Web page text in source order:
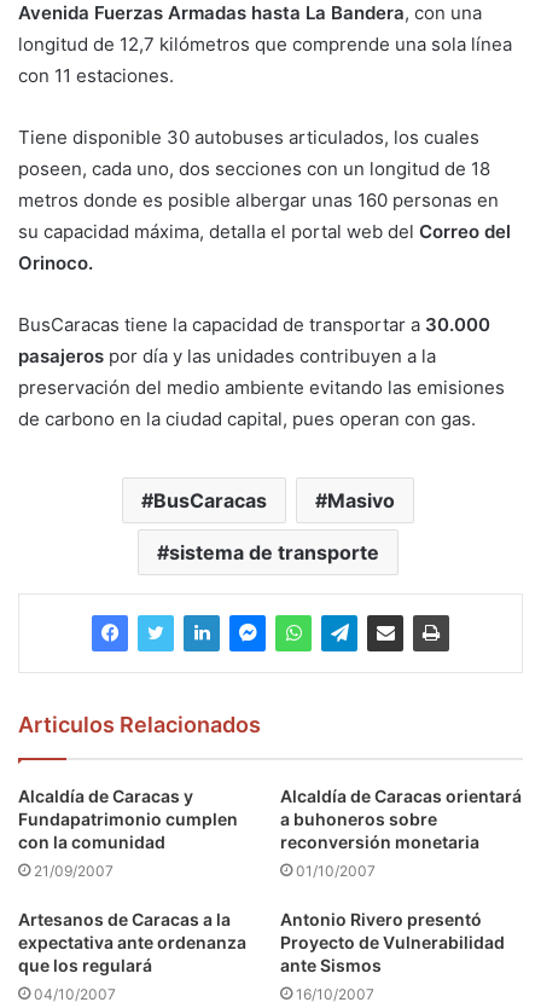
Avenida Fuerzas Armadas hasta La Bandera, con una
longitud de 12,7 kilómetros que comprende una sola línea
con 11 estaciones.
Tiene disponible 30 autobuses articulados, los cuales
poseen, cada uno, dos secciones con un longitud de 18
metros donde es posible albergar unas 160 personas en
su capacidad máxima, detalla el portal web del Correo del
Orinoco.
BusCaracas tiene la capacidad de transportar a 30.000
pasajeros por día y las unidades contribuyen a la
preservación del medio ambiente evitando las emisiones
de carbono en la ciudad capital, pues operan con gas.
BusCaracas Masivo
sistema de transporte
Articulos Relacionados
Alcaldía de Caracas y
Fundapatrimonio cumplen
con la comunidad
21/09/2007
Alcaldía de Caracas orientará
a buhoneros sobre
reconversión monetaria
01/10/2007
Artesanos de Caracas a la
expectativa ante ordenanza
que los regulará
04/10/2007
Antonio Rivero presentó
Proyecto de Vulnerabilidad
ante Sismos
16/10/2007